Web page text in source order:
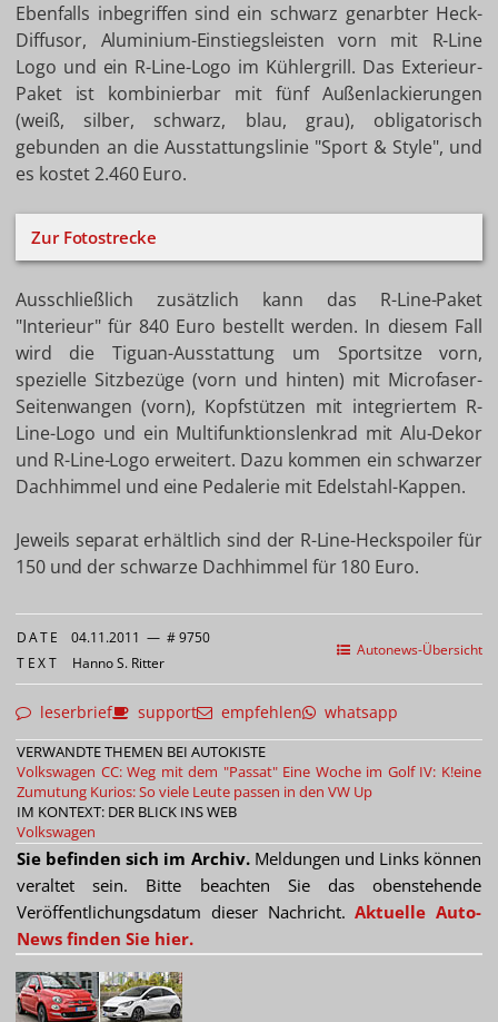
Ebenfalls inbegriffen sind ein schwarz genarbter Heck-
Diffusor, Aluminium-Einstiegsleisten vorn mit R-Line
Logo und ein R-Line-Logo im Kühlergrill. Das Exterieur-
Paket ist kombinierbar mit fünf Außenlackierungen
(weiß, silber, schwarz, blau, grau), obligatorisch
gebunden an die Ausstattungslinie "Sport & Style", und
es kostet 2.460 Euro.
Zur Fotostrecke
Ausschließlich zusätzlich kann das R-Line-Paket
"Interieur" für 840 Euro bestellt werden. In diesem Fall
wird die Tiguan-Ausstattung um Sportsitze vorn,
spezielle Sitzbezüge (vorn und hinten) mit Microfaser-
Seitenwangen (vorn), Kopfstützen mit integriertem R-
Line-Logo und ein Multifunktionslenkrad mit Alu-Dekor
und R-Line-Logo erweitert. Dazu kommen ein schwarzer
Dachhimmel und eine Pedalerie mit Edelstahl-Kappen.
Jeweils separat erhältlich sind der R-Line-Heckspoiler für
150 und der schwarze Dachhimmel für 180 Euro.
Autonews-Übersicht
DATE 04.11.2011 — # 9750
TEXT Hanno S. Ritter
leserbrief support empfehlen whatsapp
VERWANDTE THEMEN BEI AUTOKISTE
Volkswagen CC: Weg mit dem "Passat" Eine Woche im Golf IV: K!eine
Zumutung Kurios: So viele Leute passen in den VW Up
IM KONTEXT: DER BLICK INS WEB
Volkswagen
Sie befinden sich im Archiv.Meldungen und Links können
veraltet sein. Bitte beachten Sie das obenstehende
Veröffentlichungsdatum dieser Nachricht.Aktuelle Auto-
News finden Sie hier.